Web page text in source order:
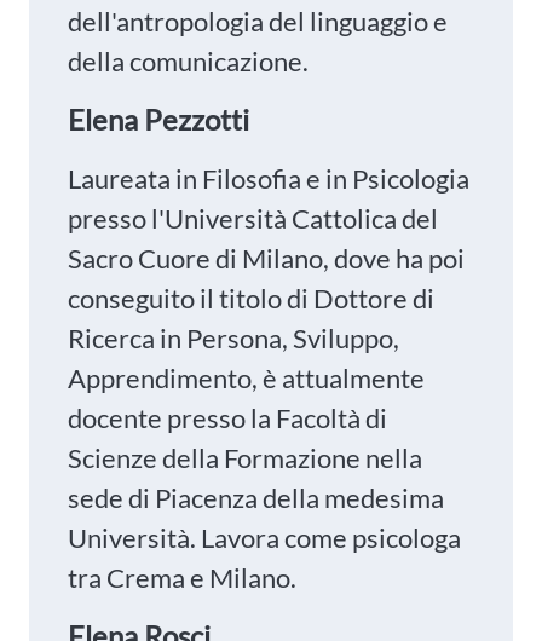
dell'antropologia del linguaggio e
della comunicazione.
Elena Pezzotti
Laureata in Filosofia e in Psicologia
presso l'Università Cattolica del
Sacro Cuore di Milano, dove ha poi
conseguito il titolo di Dottore di
Ricerca in Persona, Sviluppo,
Apprendimento, è attualmente
docente presso la Facoltà di
Scienze della Formazione nella
sede di Piacenza della medesima
Università. Lavora come psicologa
tra Crema e Milano.